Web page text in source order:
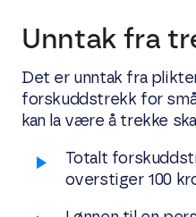
Unntak fra
Det er unntak fra
forskuddstrekk for
kan la være å trekke
Totalt
overstiger 100